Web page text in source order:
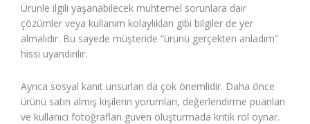
Ürünle ilgili yaşanabilecek muhtemel sorunlara dair
çözümler veya kullanım kolaylıkları gibi bilgiler de yer
almalıdır. Bu sayede müşteride “ürünü gerçekten anladım”
hissi uyandırılır.
Ayrıca sosyal kanıt unsurları da çok önemlidir. Daha önce
ürünü satın almış kişilerin yorumları, değerlendirme puanları
ve kullanıcı fotoğrafları güven oluşturmada kritik rol oynar.